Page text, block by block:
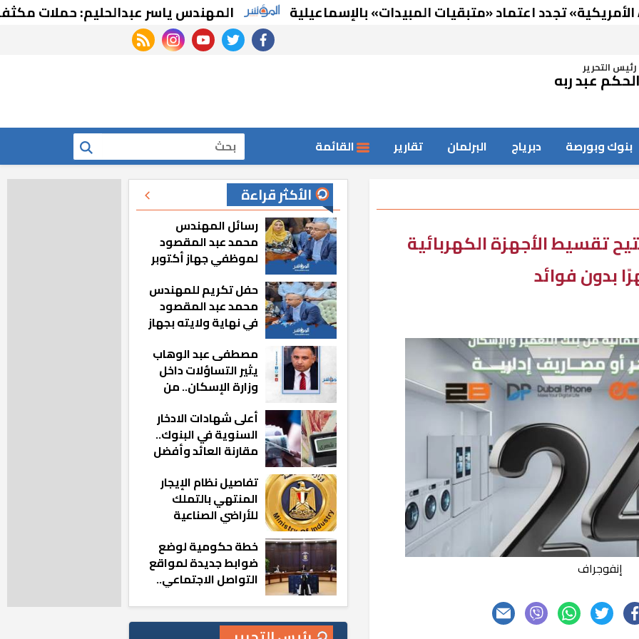
المهندس ياسر عبدالحليم: حملات مكثفة للتصدي
facebook
twitter
youtube
instagram
rss feed
رئيس التحريرعبد ربه
بنوك وبورصة دبرياج البرلمان تقارير القائمة بحث
تقسيط الأجهزة الكهربائية
إنفوجراف
الأكثر قراءة
رسائل المهندس
محمد عبد المقصود
لموظفي جهاز أكتوبر
مشيت والمدينة
رجعت للخلف»
حفل تكريم للمهندس
محمد عبد المقصود
في نهاية ولايته بجهاز
مصطفى عبد الوهاب
يثير التساؤلات داخل
وزارة الإسكان.. من
المناصب؟
أعلى شهادات الادخار
السنوية في البنوك..
مقارنة العائد وأفضل
تفاصيل نظام الإيجار
المنتهي بالتملك
للأراضي الصناعية
خطة حكومية لوضع
ضوابط جديدة لمواقع
التواصل الاجتماعي..